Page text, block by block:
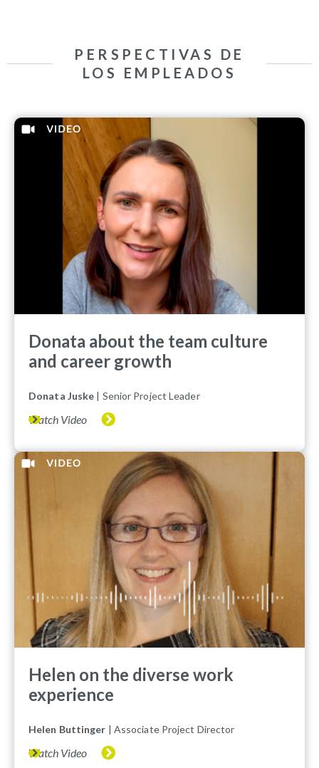
PERSPECTIVAS DE
LOS EMPLEADOS
Donata about the team culture
and career growth
Donata Juske | Senior Project Leader
Watch Video
Helen on the diverse work
experience
Helen Buttinger | Associate Project Director
Watch Video